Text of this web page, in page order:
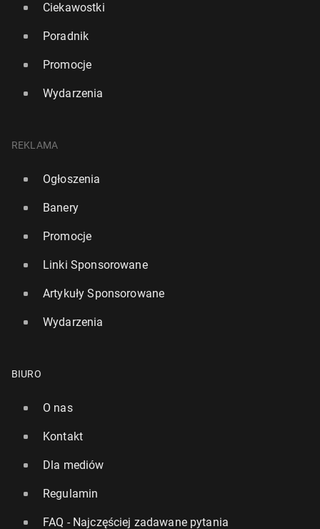
Ciekawostki
Poradnik
Promocje
Wydarzenia
REKLAMA
Ogłoszenia
Banery
Promocje
Linki Sponsorowane
Artykuły Sponsorowane
Wydarzenia
BIURO
O nas
Kontakt
Dla mediów
Regulamin
FAQ - Najczęściej zadawane pytania